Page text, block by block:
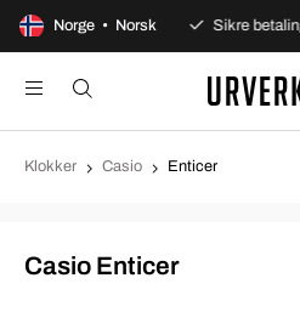
Norge • Norsk
åpent kjøp Sikre betalinger
Klokker Casio Enticer
Casio Enticer